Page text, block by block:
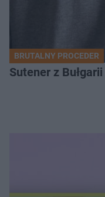
BRUTALNY PROCEDER
Sutener z